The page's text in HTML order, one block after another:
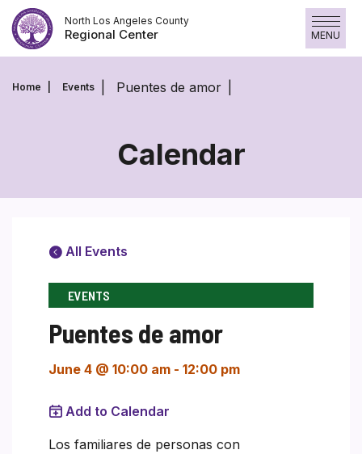
Skip
to
content
North Los Angeles County
Regional Center MENU
Home Events Puentes de amor
Calendar
All Events
EVENTS
Puentes de amor
June 4 @ 10:00 am - 12:00 pm
Add to Calendar
Los familiares de personas con